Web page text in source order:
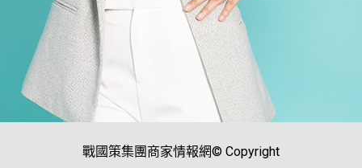
戰國策集團商家情報網© Copyright